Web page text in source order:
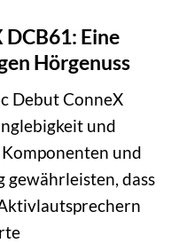
DCB61: Eine
Hörgenuss
Debut ConneX
und
und
dass